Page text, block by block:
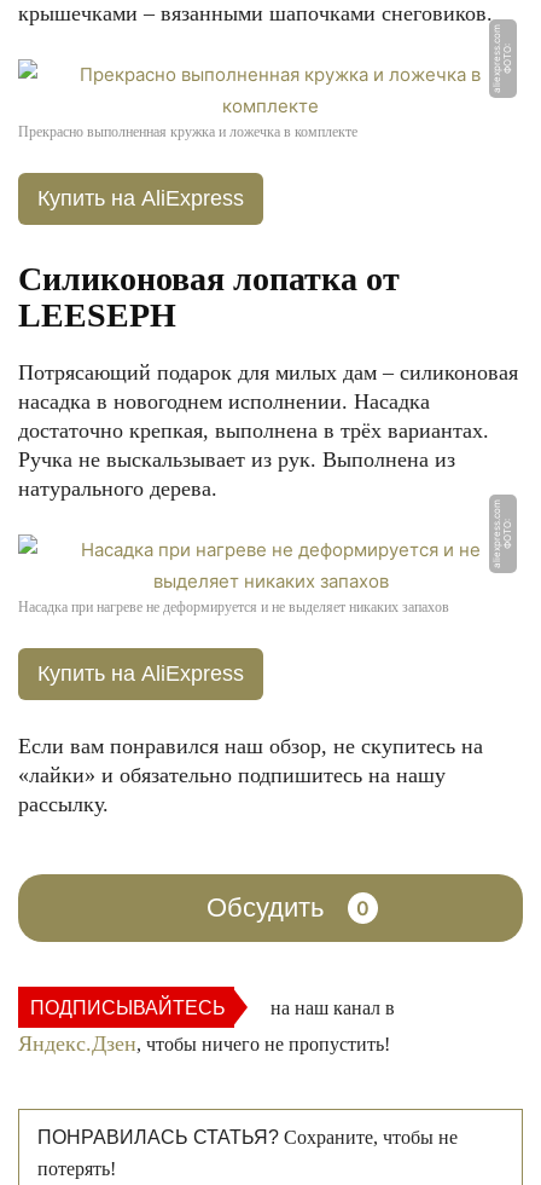
крышечками – вязанными шапочками снеговиков.
Ф
О
Т
О:
ali
e
x
p
r
e
s
s.
c
o
m
Прекрасно выполненная кружка и ложечка в комплекте
Купить на AliExpress
Силиконовая лопатка от
LEESEPH
Потрясающий подарок для милых дам – силиконовая
насадка в новогоднем исполнении. Насадка
достаточно крепкая, выполнена в трёх вариантах.
Ручка не выскальзывает из рук. Выполнена из
натурального дерева.
Ф
О
Т
О:
ali
e
x
p
r
e
s
s.
c
o
m
Насадка при нагреве не деформируется и не выделяет никаких запахов
Купить на AliExpress
Если вам понравился наш обзор, не скупитесь на
«лайки» и обязательно подпишитесь на нашу
рассылку.
Обсудить 0
ПОДПИСЫВАЙТЕСЬ на наш канал в
Яндекс.Дзен, чтобы ничего не пропустить!
ПОНРАВИЛАСЬ СТАТЬЯ? Сохраните, чтобы не
потерять!